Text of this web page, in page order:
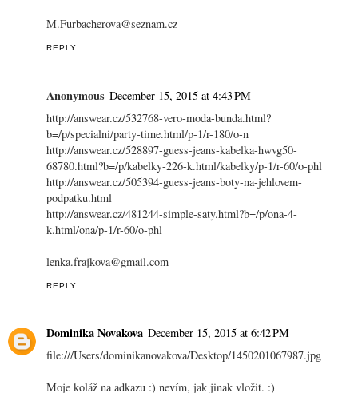
M.Furbacherova@seznam.cz
REPLY
Anonymous December 15, 2015 at 4:43 PM
http://answear.cz/532768-vero-moda-bunda.html?
b=/p/specialni/party-time.html/p-1/r-180/o-n
http://answear.cz/528897-guess-jeans-kabelka-hwvg50-
68780.html?b=/p/kabelky-226-k.html/kabelky/p-1/r-60/o-phl
http://answear.cz/505394-guess-jeans-boty-na-jehlovem-
podpatku.html
http://answear.cz/481244-simple-saty.html?b=/p/ona-4-
k.html/ona/p-1/r-60/o-phl
lenka.frajkova@gmail.com
REPLY
Dominika Novakova December 15, 2015 at 6:42 PM
file:///Users/dominikanovakova/Desktop/1450201067987.jpg
Moje koláž na adkazu :) nevím, jak jinak vložit. :)